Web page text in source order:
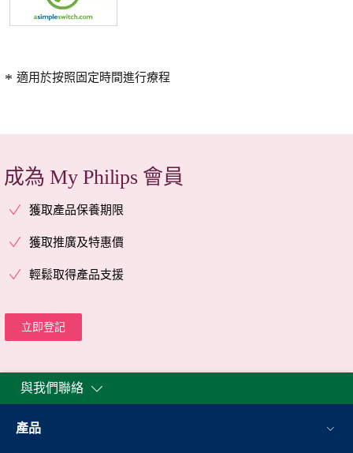
適用於按照固定時間進行療程
成為 My Philips 會員
獲取產品保養期限
獲取推廣及特惠價
輕鬆取得產品支援
立即登記
與我們聯絡
產品